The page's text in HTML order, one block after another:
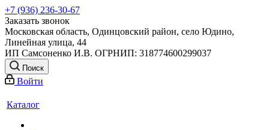
+7 (936) 236-30-67
Заказать звонок
Московская область, Одинцовский район, село Юдино,
Линейная улица, 44
ИП Самсоненко И.В. ОГРНИП: 318774600299037
Поиск
Войти
Каталог